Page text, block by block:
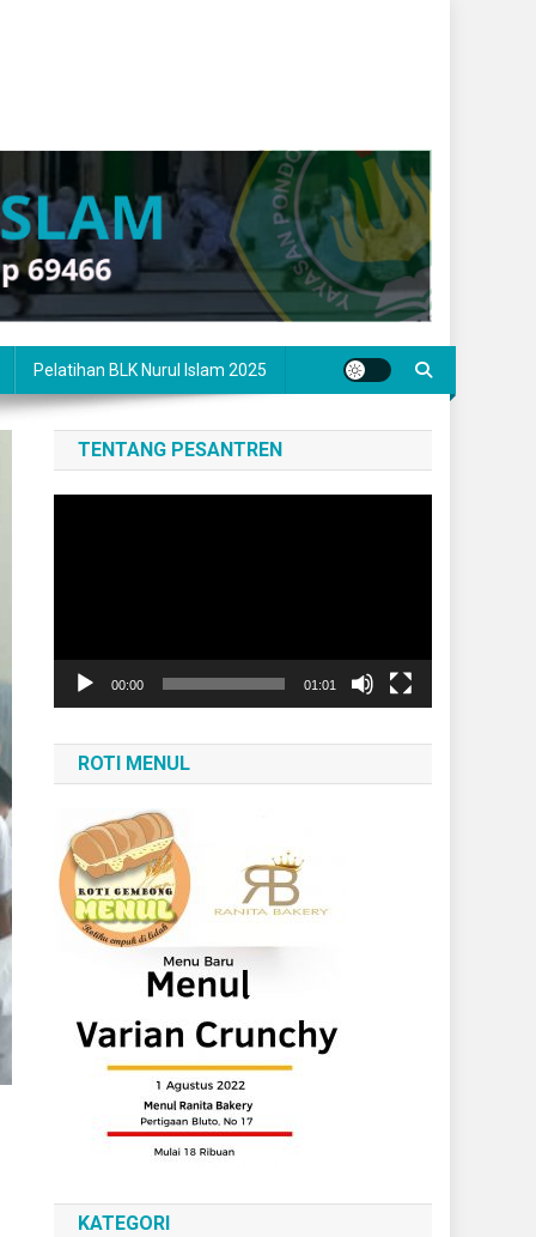
Pelatihan BLK Nurul Islam 2025
TENTANG PESANTREN
00:00 01:01
ROTI MENUL
KATEGORI